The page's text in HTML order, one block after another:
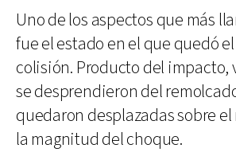
Uno de los aspectos que más
fue el estado en el que quedó
colisión. Producto del impacto,
se desprendieron del
quedaron desplazadas sobre
la magnitud del choque.